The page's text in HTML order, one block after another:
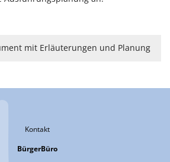
mit Erläuterungen und Planung
Kontakt
BürgerBüro